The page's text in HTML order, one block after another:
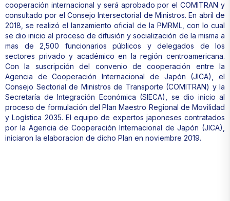
cooperación internacional y será aprobado por el COMITRAN y
consultado por el Consejo Intersectorial de Ministros. En abril de
2018, se realizó el lanzamiento oficial de la PMRML, con lo cual
se dio inicio al proceso de difusión y socialización de la misma a
mas de 2,500 funcionarios públicos y delegados de los
sectores privado y académico en la región centroamericana.
Con la suscripción del convenio de cooperación entre la
Agencia de Cooperación Internacional de Japón (JICA), el
Consejo Sectorial de Ministros de Transporte (COMITRAN) y la
Secretaría de Integración Económica (SIECA), se dio inicio al
proceso de formulación del Plan Maestro Regional de Movilidad
y Logística 2035. El equipo de expertos japoneses contratados
por la Agencia de Cooperación Internacional de Japón (JICA),
iniciaron la elaboracion de dicho Plan en noviembre 2019.